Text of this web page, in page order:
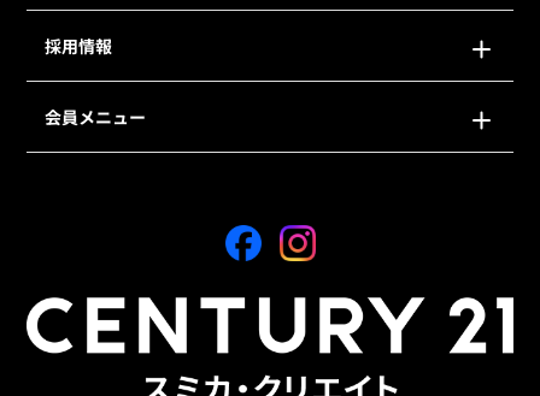
採用情報
会員メニュー